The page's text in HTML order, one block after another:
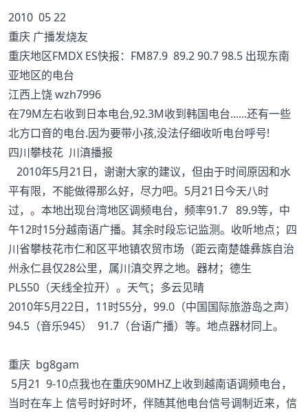
2010 05 22
重庆 广播发烧友
重庆地区FMDX ES快报：FM87.9 89.2 90.7 98.5 出现东南
亚地区的电台
江西上饶 wzh7996
在79M左右收到日本电台,92.3M收到韩国电台......还有一些
北方口音的电台.因为要带小孩,没法仔细收听电台呼号!
四川攀枝花 川滇播报
2010年5月21日，谢谢大家的建议，但由于时间原因和水
平有限，不能做得那么好，尽力吧。5月21日今天八时
过，。本地出现台湾地区调频电台，频率91.7 89.9等，中
午12时15分越南语广播。其余时段忘记监测。收听地点；四
川省攀枝花市仁和区平地镇农贸市场（距云南楚雄彝族自治
州永仁县仅28公里，属川滇交界之地。器材；德生
PL550（天线全拉开）。天气；多云见晴
2010年5月22日，11时55分，99.0（中国国际旅游岛之声）
94.5（音乐945） 91.7（台语广播）等。地点器材同上。
重庆 bg8gam
5月21 9-10点我也在重庆90MHZ上收到越南语调频电台，
当时在车上 信号时好时坏，伴随其他电台信号调制近来，信